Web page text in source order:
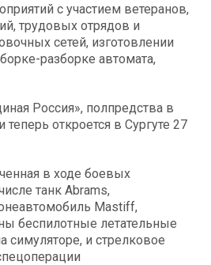
с участием ветеранов,
трудовых отрядов и
сетей, изготовлении
разборке автомата,
Россия», полпредства в
откроется в Сургуте 27
в ходе боевых
танк Abrams,
Mastiff,
беспилотные летательные
симуляторе, и стрелковое